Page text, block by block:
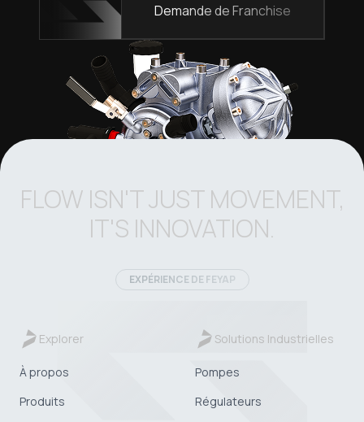
Demande de Franchise
FLOW ISN'T JUST MOVEMENT,
IT'S INNOVATION.
EXPÉRIENCE DE FEYAP
Explorer
À propos
Produits
Solutions Industrielles
Pompes
Régulateurs